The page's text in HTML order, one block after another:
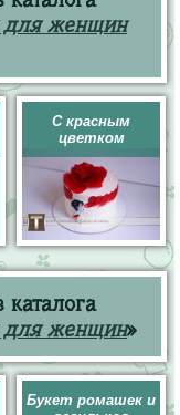
для женщин
С красным
цветком
для женщин»
Букет ромашек и